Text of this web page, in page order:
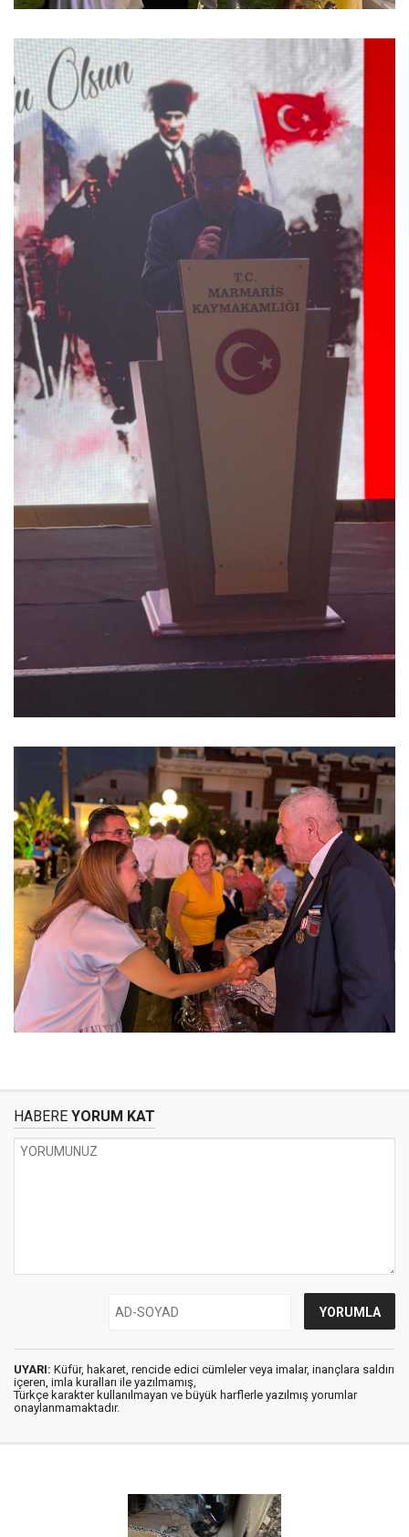
HABERE YORUM KAT
UYARI: Küfür, hakaret, rencide edici cümleler veya imalar, inançlara saldırı
içeren, imla kuralları ile yazılmamış,
Türkçe karakter kullanılmayan ve büyük harflerle yazılmış yorumlar
onaylanmamaktadır.